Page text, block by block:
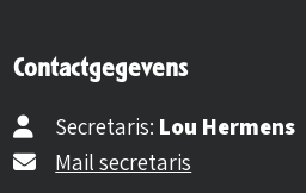
Contactgegevens
Secretaris: Lou Hermens
Mail secretaris